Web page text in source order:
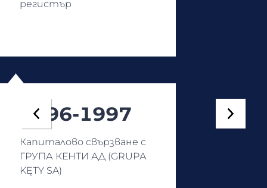
регистър
1996-1997
Капиталово свързване с
ГРУПА КЕНТИ АД (GRUPА
KĘTY SA)